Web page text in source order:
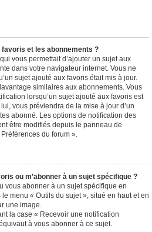
et les abonnements ?
vous permettait d’ajouter un sujet aux
dans votre navigateur internet. Vous ne
sujet ajouté aux favoris était mis à jour.
similaires aux abonnements. Vous
lorsqu’un sujet ajouté aux favoris est
vous préviendra de la mise à jour d’un
abonné. Les options de notification des
être modifiés depuis le panneau de
du forum ».
ou m’abonner à un sujet spécifique ?
vous abonner à un sujet spécifique en
menu « Outils du sujet », situé en haut et en
une image.
la case « Recevoir une notification
à vous abonner à ce sujet.